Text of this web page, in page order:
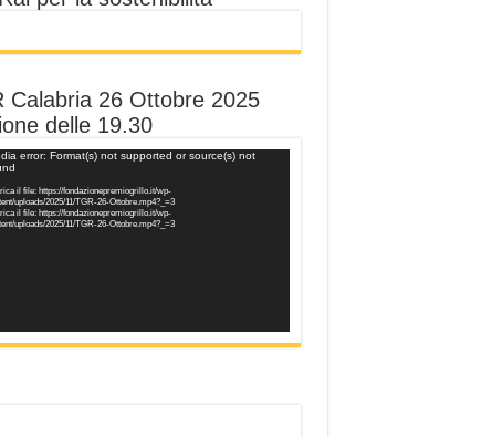
Calabria 26 Ottobre 2025
delle 19.30
error: Format(s) not supported or source(s) not
il file: https://fondazionepremiogrillo.it/wp-
uploads/2025/11/TGR-26-Ottobre.mp4?_=3
il file: https://fondazionepremiogrillo.it/wp-
uploads/2025/11/TGR-26-Ottobre.mp4?_=3